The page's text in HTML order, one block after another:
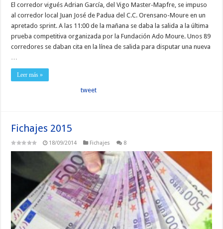
El corredor vigués Adrian García, del Vigo Master-Mapfre, se impuso
al corredor local Juan José de Padua del C.C. Orensano-Moure en un
apretado sprint. A las 11:00 de la mañana se daba la salida a la última
prueba competitiva organizada por la Fundación Ado Moure. Unos 89
corredores se daban cita en la línea de salida para disputar una nueva
…
Leer más »
tweet
Fichajes 2015
18/09/2014 Fichajes 8